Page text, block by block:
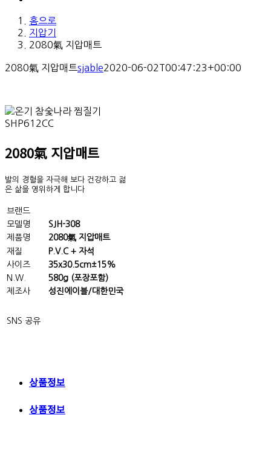
홈으로
지압기
2080氣 지압매트
2080氣 지압매트sjable2020-06-02T00:47:23+00:00
2080氣 지압매트
발의 경혈을 자극해 보다 건강하고 젊
은 삶을 영위하게 합니다
브랜드
모델명
SJH-308
제품명
2080氣 지압매트
재질
P.V.C + 자석
사이즈
35x30.5cm±15%
N.W.
580g (포장포함)
제조사
성진에이블/대한민국
SNS 공유
상품정보
상품정보